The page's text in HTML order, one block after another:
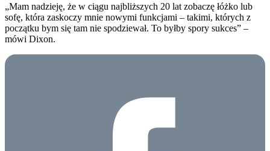
„Mam nadzieję, że w ciągu najbliższych 20 lat zobaczę łóżko lub
sofę, która zaskoczy mnie nowymi funkcjami – takimi, których z
początku bym się tam nie spodziewał. To byłby spory sukces” –
mówi Dixon.